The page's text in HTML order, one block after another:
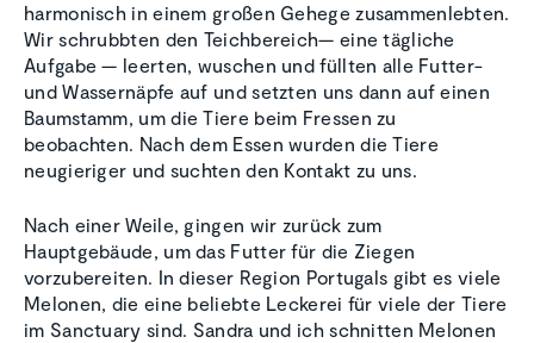
harmonisch in einem großen Gehege zusammenlebten.
Wir schrubbten den Teichbereich— eine tägliche
Aufgabe — leerten, wuschen und füllten alle Futter-
und Wassernäpfe auf und setzten uns dann auf einen
Baumstamm, um die Tiere beim Fressen zu
beobachten. Nach dem Essen wurden die Tiere
neugieriger und suchten den Kontakt zu uns.
Nach einer Weile, gingen wir zurück zum
Hauptgebäude, um das Futter für die Ziegen
vorzubereiten. In dieser Region Portugals gibt es viele
Melonen, die eine beliebte Leckerei für viele der Tiere
im Sanctuary sind. Sandra und ich schnitten Melonen